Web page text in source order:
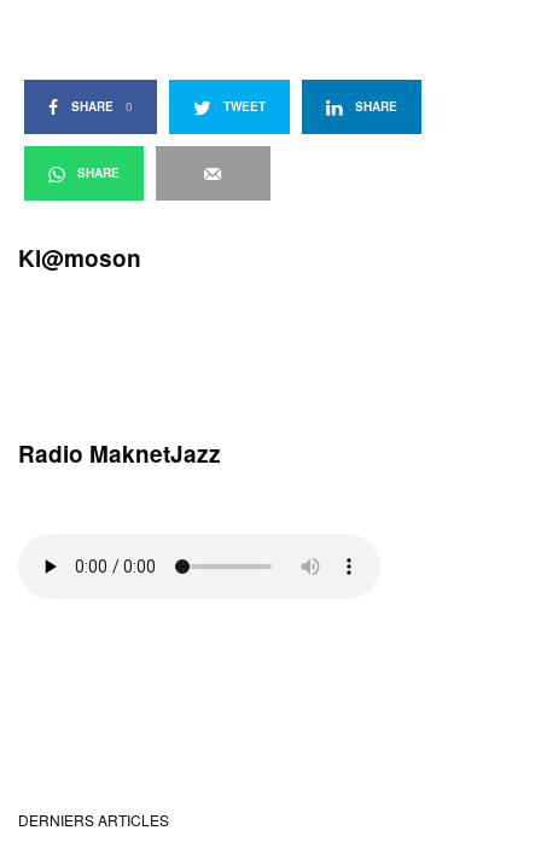
SHARE 0 TWEET SHARE
SHARE
Kl@moson
Radio MaknetJazz
DERNIERS ARTICLES